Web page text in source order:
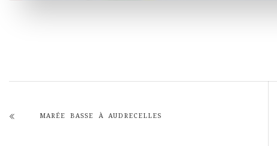
MARÉE BASSE À AUDRECELLES